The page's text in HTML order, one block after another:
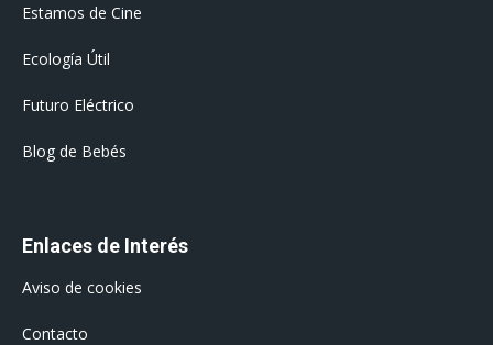
Estamos de Cine
Ecología Útil
Futuro Eléctrico
Blog de Bebés
Enlaces de Interés
Aviso de cookies
Contacto